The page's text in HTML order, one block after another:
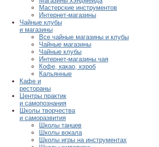
Мастерские инструментов
Интернет-магазины
Чайные клубы
и магазины
Все чайные магазины и клубы
Чайные магазины
Чайные клубы
Интернет-магазины чая
Кофе, какао, кэроб
Кальянные
Кафе и
рестораны
Центры практик
и самопознания
Школы творчества
и саморазвития
Школы танцев
Школы вокала
Школы игры на инструментах